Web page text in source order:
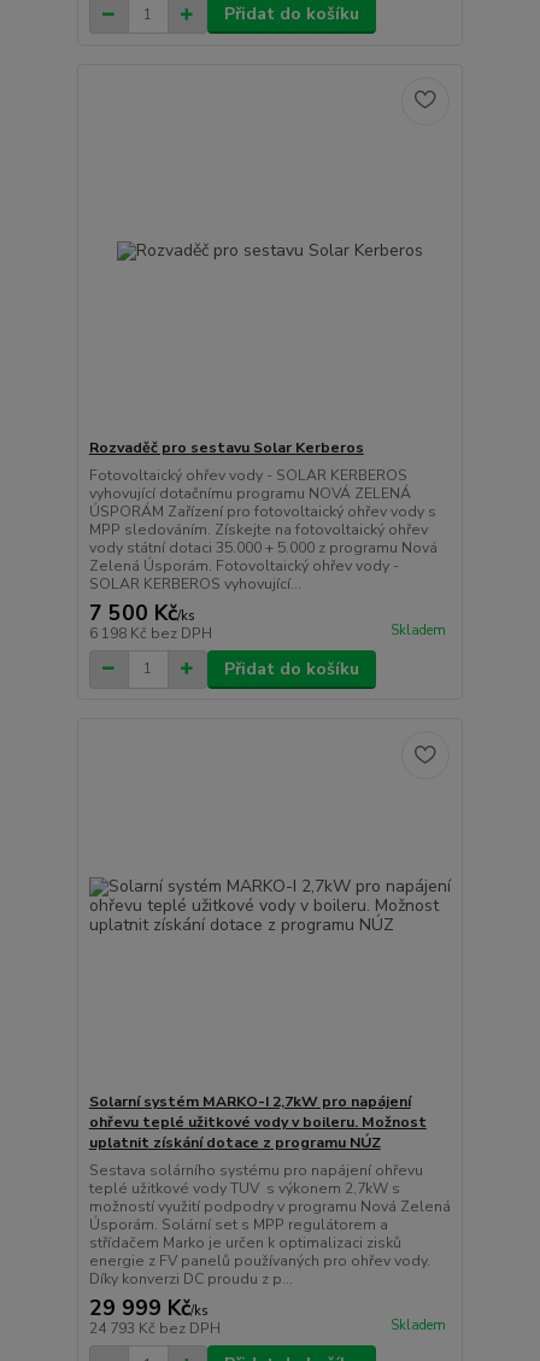
Přidat do košíku
Rozvaděč pro sestavu Solar Kerberos
Fotovoltaický ohřev vody - SOLAR KERBEROS
vyhovující dotačnímu programu NOVÁ ZELENÁ
ÚSPORÁM Zařízení pro fotovoltaický ohřev vody s
MPP sledováním. Získejte na fotovoltaický ohřev
vody státní dotaci 35.000 + 5.000 z programu Nová
Zelená Úsporám. Fotovoltaický ohřev vody -
SOLAR KERBEROS vyhovující...
7 500 Kč/ks
6 198 Kč bez DPH Skladem
Přidat do košíku
Solarní systém MARKO-I 2,7kW pro napájení
ohřevu teplé užitkové vody v boileru. Možnost
uplatnit získání dotace z programu NÚZ
Sestava solárního systému pro napájení ohřevu
teplé užitkové vody TUV s výkonem 2,7kW s
možností využití podpodry v programu Nová Zelená
Úsporám. Solární set s MPP regulátorem a
střídačem Marko je určen k optimalizaci zisků
energie z FV panelů používaných pro ohřev vody.
Díky konverzi DC proudu z p...
29 999 Kč/ks
24 793 Kč bez DPH Skladem